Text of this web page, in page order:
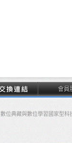
會員
數位典藏與數位學習國家型科